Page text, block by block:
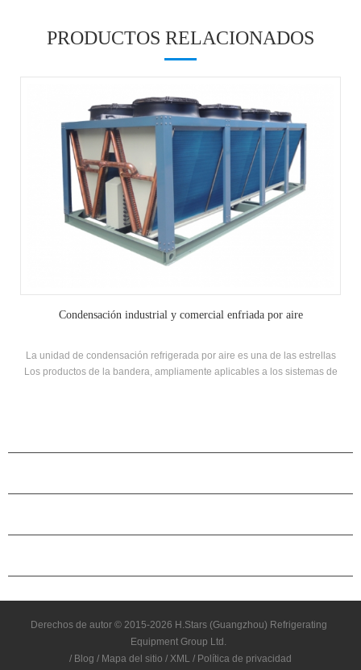
PRODUCTOS RELACIONADOS
Condensación industrial y comercial enfriada por aire
La unidad de condensación refrigerada por aire es una de las estrellas
Los productos de la bandera, ampliamente aplicables a los sistemas de
Derechos de autor © 2015-2026 H.Stars (Guangzhou) Refrigerating
Equipment Group Ltd.
/ Blog / Mapa del sitio / XML / Política de privacidad